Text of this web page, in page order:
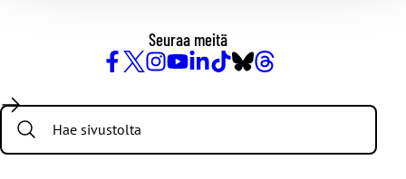
Seuraa meitä
/
Twitter
Search: